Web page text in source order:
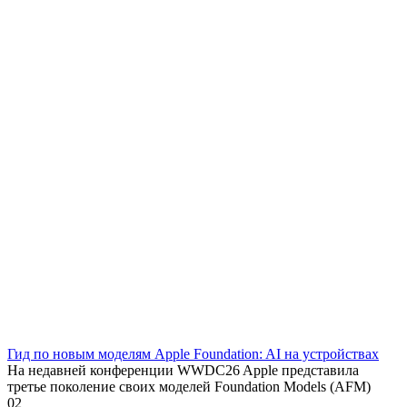
Гид по новым моделям Apple Foundation: AI на устройствах
На недавней конференции WWDC26 Apple представила
третье поколение своих моделей Foundation Models (AFM)
02